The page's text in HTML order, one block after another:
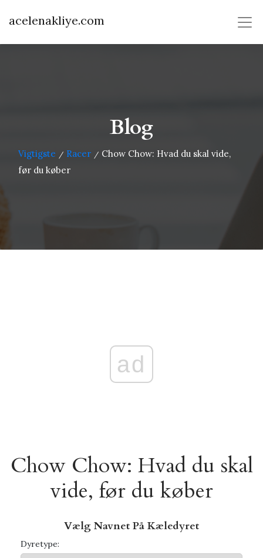
acelenakliye.com
Blog
Vigtigste / Racer / Chow Chow: Hvad du skal vide,
før du køber
ad
Chow Chow: Hvad du skal
vide, før du køber
Vælg Navnet På Kæledyret
Dyretype: